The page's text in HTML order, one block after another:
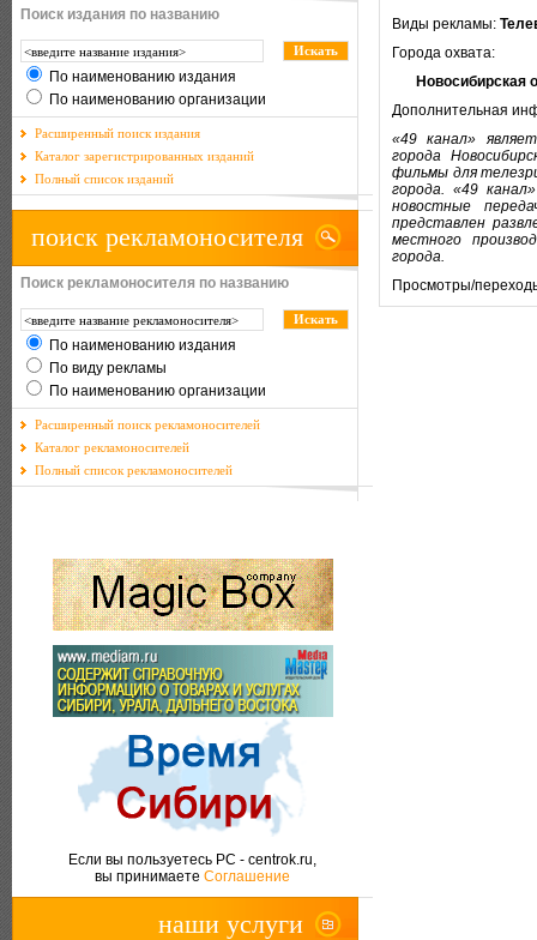
Поиск издания по названию
По наименованию издания
По наименованию организации
Расширенный поиск издания
Каталог зарегистрированных изданий
Полный список изданий
поиск рекламоносителя
Поиск рекламоносителя по названию
По наименованию издания
По виду рекламы
По наименованию организации
Расширенный поиск рекламоносителей
Каталог рекламоносителей
Полный список рекламоносителей
Если вы пользуетесь PC - centrok.ru,
вы принимаете Соглашение
наши услуги
Виды рекламы:
Города охвата:
Новосибирская
Дополнительная
«49 канал»
города
фильмы для
города. «49
новостные
представлен
местного
города.
Просмотры/